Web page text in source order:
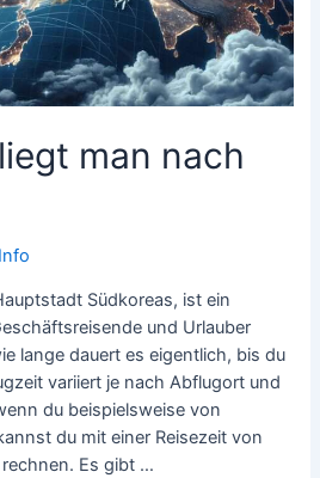
man nach
Südkoreas, ist ein
und Urlauber
lange dauert es eigentlich, bis du
variiert je nach Abflugort und
du beispielsweise von
du mit einer Reisezeit von
Es gibt …